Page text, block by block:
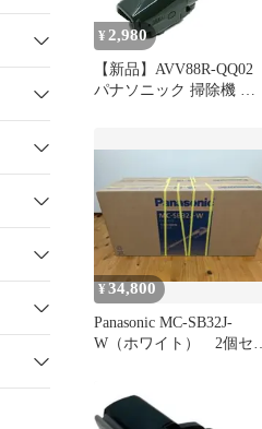
¥ 2,980
【新品】AVV88R-QQ02
パナソニック 掃除機 コ
子ヘッド 新品 純正 交換
¥34,800
Panasonic MC-SB32J-
W（ホワイト） 2個セッ